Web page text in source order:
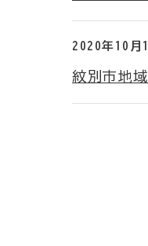
2020年10月
紋別市地